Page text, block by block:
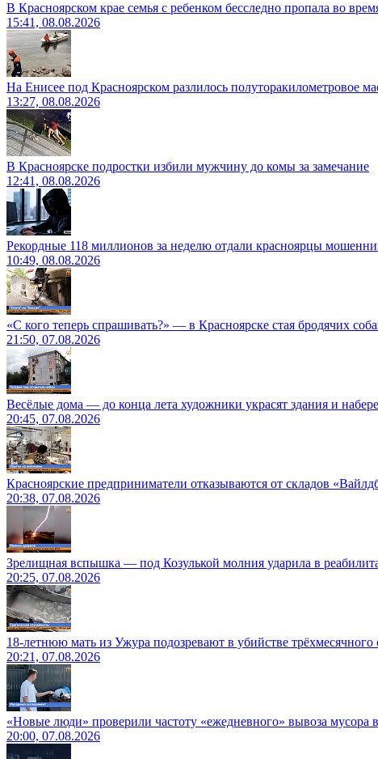
В Красноярском крае семья с ребенком бесследно пропала во
15:41, 08.08.2026
На Енисее под Красноярском разлилось полуторакилометровое
13:27, 08.08.2026
В Красноярске подростки избили мужчину до комы за замечание
12:41, 08.08.2026
Рекордные 118 миллионов за неделю отдали красноярцы
10:49, 08.08.2026
«С кого теперь спрашивать?» — в Красноярске стая бродячих
21:50, 07.08.2026
Весёлые дома — до конца лета художники украсят здания и
20:45, 07.08.2026
Красноярские предприниматели отказываются от складов
20:38, 07.08.2026
Зрелищная вспышка — под Козулькой молния ударила в
20:25, 07.08.2026
18-летнюю мать из Ужура подозревают в убийстве трёхмесячного
20:21, 07.08.2026
«Новые люди» проверили частоту «ежедневного» вывоза мусора
20:00, 07.08.2026